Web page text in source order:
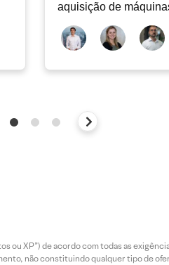
aquisição de
ou XP”) de acordo com todas as
não constituindo qualquer tipo de